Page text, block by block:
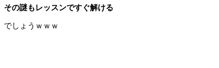
その謎もレッスンですぐ解ける
でしょうｗｗｗ